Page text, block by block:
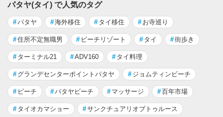
パタヤ(タイ) で人気のタグ
#パタヤ #海外移住 # タイ移住 # お寺巡り
#住所不定無職男 # ビーチリゾート # タイ #街歩き
# ターミナル21 #ADV160 # タイ料理
# グランデセンターポイントパタヤ # ジョムティンビーチ
# ビーチ #パタヤビーチ # マッサージ #百年市場
# タイオカマショー #サンクチュアリオブトゥルース